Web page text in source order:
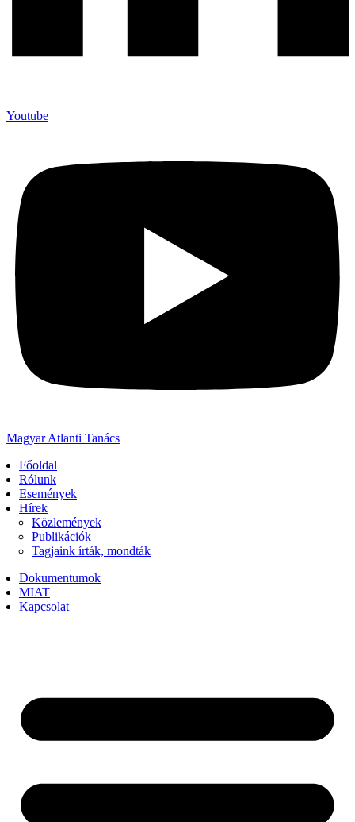
Youtube
Magyar Atlanti Tanács
Főoldal
Rólunk
Események
Hírek
Közlemények
Publikációk
Tagjaink írták, mondták
Dokumentumok
MIAT
Kapcsolat